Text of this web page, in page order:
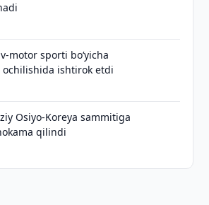
motor sporti bo‘yicha
ishtirok etdi
Osiyo-Koreya sammitiga
qilindi